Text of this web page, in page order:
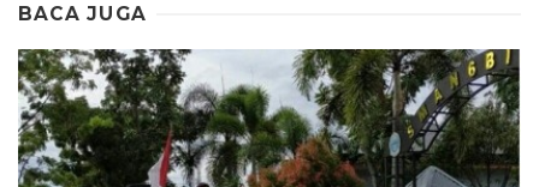
BACA JUGA